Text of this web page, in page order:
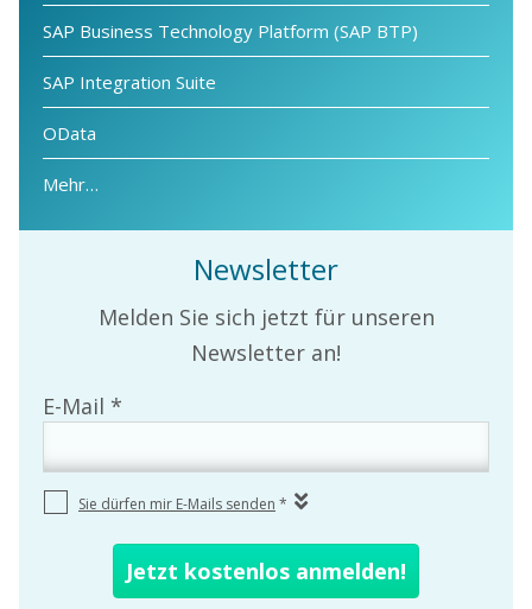
SAP Business Technology Platform (SAP BTP)
SAP Integration Suite
OData
Mehr…
Newsletter
Melden Sie sich jetzt für unseren
Newsletter an!